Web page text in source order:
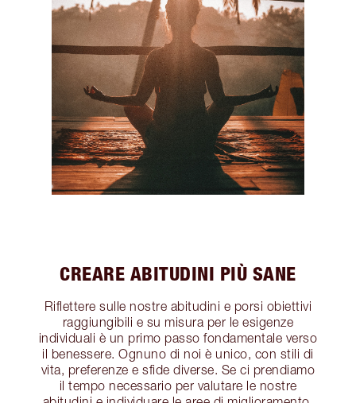
CREARE ABITUDINI PIÙ SANE
Riflettere sulle nostre abitudini e porsi obiettivi
raggiungibili e su misura per le esigenze
individuali è un primo passo fondamentale verso
il benessere. Ognuno di noi è unico, con stili di
vita, preferenze e sfide diverse. Se ci prendiamo
il tempo necessario per valutare le nostre